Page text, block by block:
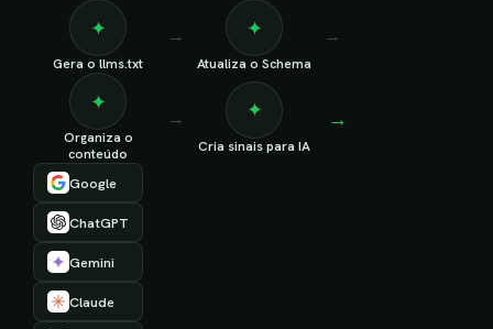
✦
Gera o llms.txt
→ ✦
Atualiza o Schema
→
✦
Organiza o
conteúdo
→ ✦
Cria sinais para IA
→
Google
ChatGPT
Gemini
Claude